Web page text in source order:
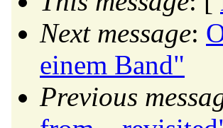
Next message:
einem Band"
Previous